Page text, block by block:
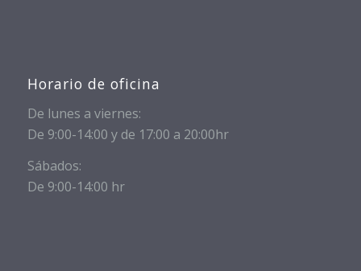
Horario de oficina
De lunes a viernes:
De 9:00-14:00 y de 17:00 a 20:00hr
Sábados:
De 9:00-14:00 hr